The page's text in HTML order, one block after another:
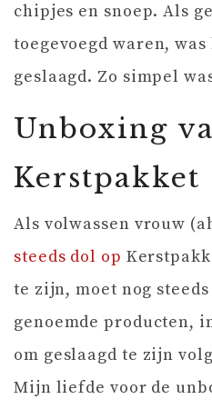
chipjes en snoep. Als
toegevoegd waren,
geslaagd. Zo simpel
Unboxing
Kerstpakket
Als volwassen vrouw
steeds dol op
te zijn, moet nog
genoemde producten,
om geslaagd te zijn
Mijn liefde voor de